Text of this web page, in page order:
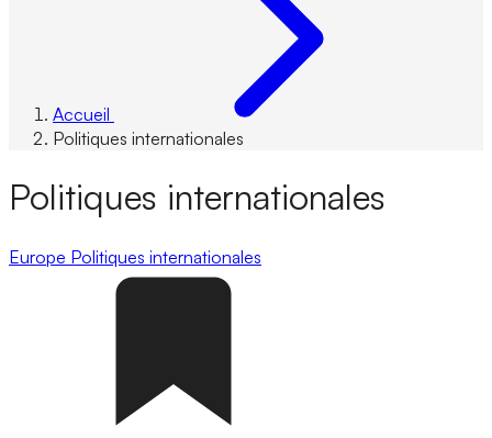
Accueil
Politiques internationales
Politiques internationales
Europe Politiques internationales